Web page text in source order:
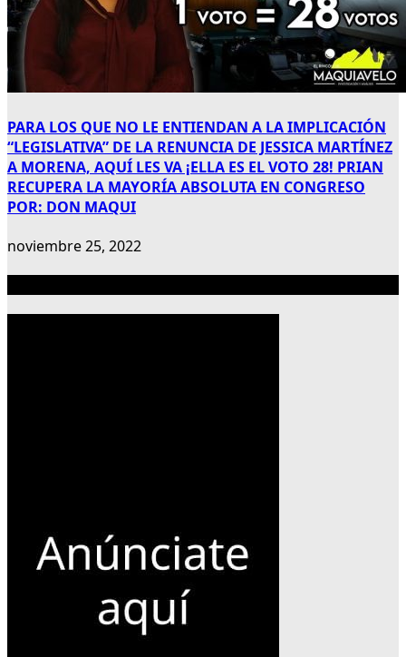
PARA LOS QUE NO LE ENTIENDAN A LA IMPLICACIÓN
“LEGISLATIVA” DE LA RENUNCIA DE JESSICA MARTÍNEZ
A MORENA, AQUÍ LES VA ¡ELLA ES EL VOTO 28! PRIAN
RECUPERA LA MAYORÍA ABSOLUTA EN CONGRESO
POR: DON MAQUI
noviembre 25, 2022